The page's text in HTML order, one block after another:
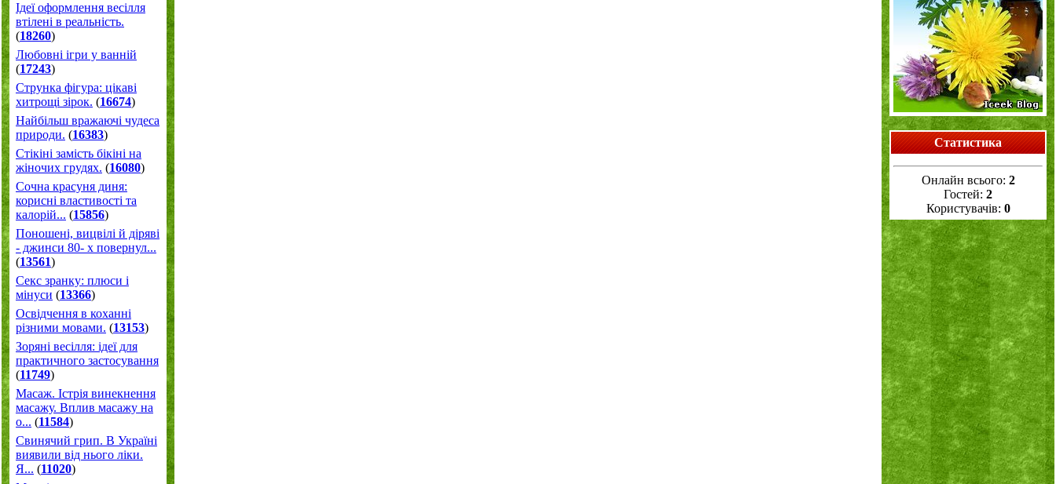
Ідеї оформлення весілля
втілені в реальність.
(18260)
Любовні ігри у ванній
(17243)
Струнка фігура: цікаві
хитрощі зірок. (16674)
Найбільш вражаючі чудеса
природи. (16383)
Стікіні замість бікіні на
жіночих грудях. (16080)
Сочна красуня диня:
корисні властивості та
калорій... (15856)
Поношені, вицвілі й діряві
- джинси 80- х повернул...
(13561)
Секс зранку: плюси і
мінуси (13366)
Освідчення в коханні
різними мовами. (13153)
Зоряні весілля: ідеї для
практичного застосування
(11749)
Масаж. Істрія винекнення
масажу. Вплив масажу на
о... (11584)
Свинячий грип. В Україні
виявили від нього ліки.
Я... (11020)
Статистика
Онлайн всього: 2
Гостей: 2
Користувачів: 0